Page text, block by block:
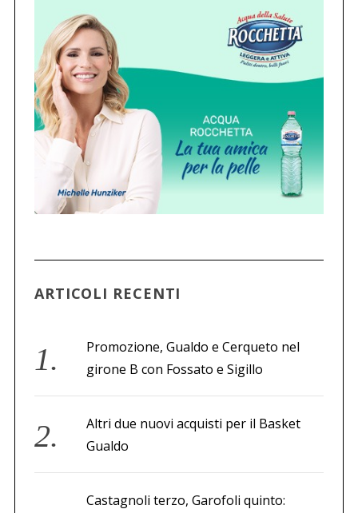
ARTICOLI RECENTI
Promozione, Gualdo e Cerqueto nel
girone B con Fossato e Sigillo
Altri due nuovi acquisti per il Basket
Gualdo
Castagnoli terzo, Garofoli quinto: